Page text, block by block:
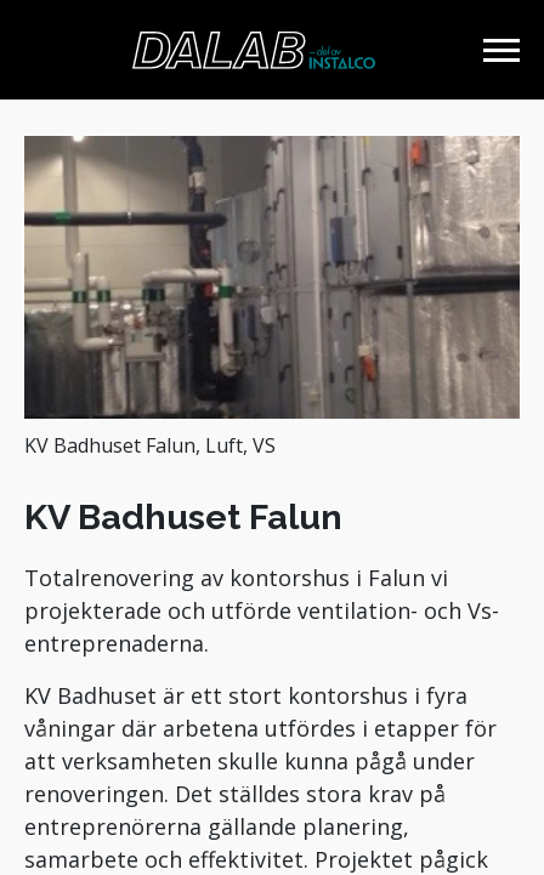
KV Badhuset Falun, Luft, VS
KV Badhuset Falun
Totalrenovering av kontorshus i Falun vi
projekterade och utförde ventilation- och Vs-
entreprenaderna.
KV Badhuset är ett stort kontorshus i fyra
våningar där arbetena utfördes i etapper för
att verksamheten skulle kunna pågå under
renoveringen. Det ställdes stora krav på
entreprenörerna gällande planering,
samarbete och effektivitet. Projektet pågick